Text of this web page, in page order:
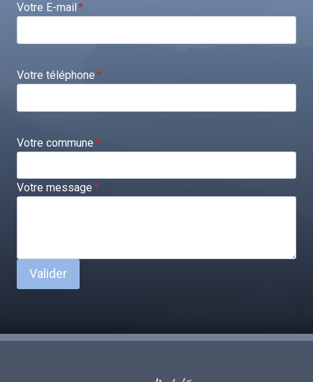
Votre E-mail*
Votre téléphone*
Votre commune*
Votre message*
Valider